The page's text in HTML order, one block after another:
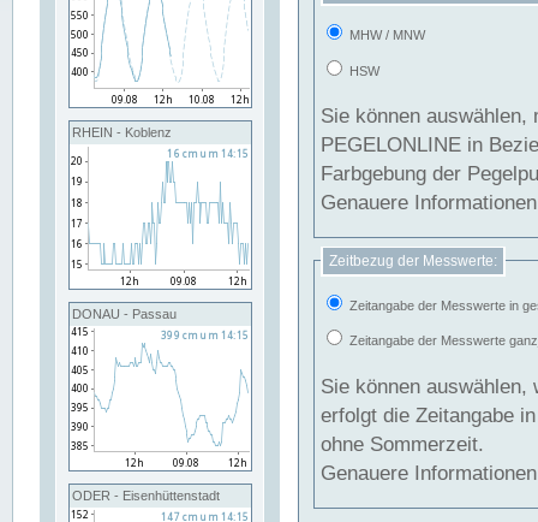
RHEIN - Koblenz
DONAU - Passau
ODER - Eisenhüttenstadt
MHW / MNW
HSW
Sie können
PEGELONLINE in Beziehung
Farbgebung der
Genauere
Zeitbezug der Messwerte:
Zeitangabe der Messwerte in
Zeitangabe der Messwerte
Sie können auswählen,
erfolgt die Zeitangabe
ohne Sommerzeit.
Genauere